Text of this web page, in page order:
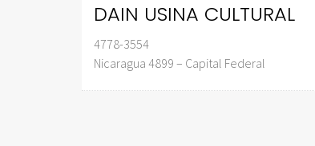
DAIN USINA CULTURAL
4778-3554
Nicaragua 4899 – Capital Federal